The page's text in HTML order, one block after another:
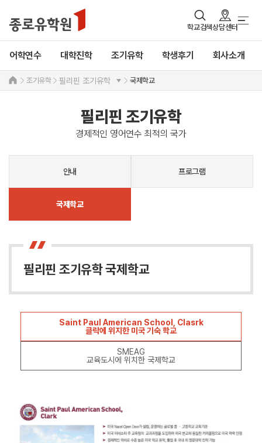
학교검색상담센터
어학연수 대학진학 조기유학 학생후기 회사소개
조기유학 필리핀 조기유학 국제학교
필리핀 조기유학
경제적인 영어연수 최적의 국가
안내 프로그램
국제학교
필리핀 조기유학 국제학교
Saint Paul American School, Clasrk
클락에 위지한 미국 기숙 학교
SMEAG
교육도시에 위치한 국제학교